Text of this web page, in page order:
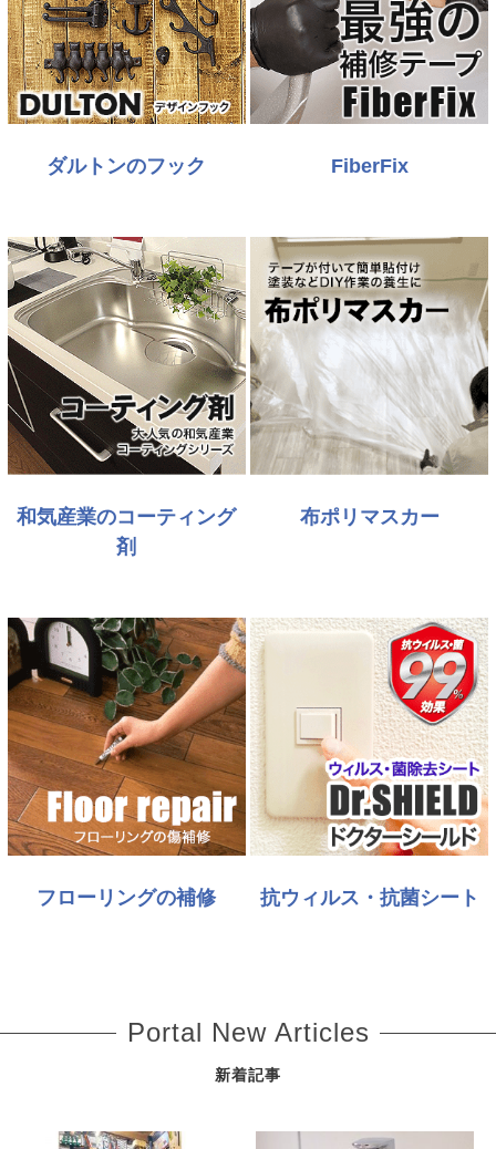
ダルトンのフック FiberFix
和気産業のコーティング
剤
布ポリマスカー
フローリングの補修 抗ウィルス・抗菌シート
Portal New Articles
新着記事